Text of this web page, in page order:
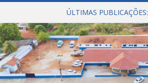
ÚLTIMAS PUBLICAÇÕES: